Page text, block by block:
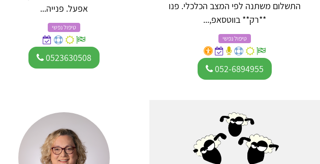
התשלום משתנה לפי המצב הכלכלי. פנו
**רק** בווטסאפ,...
טיפול נפשי
052-6894955
אפעל. פנייה...
טיפול נפשי
0523630508